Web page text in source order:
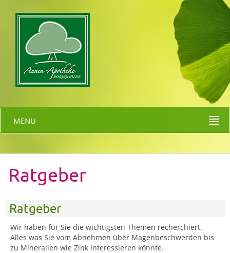
MENU
Ratgeber
Ratgeber
Wir haben für Sie die wichtigsten Themen recherchiert.
Alles was Sie vom Abnehmen über Magenbeschwerden bis
zu Mineralien wie Zink interessieren könnte.